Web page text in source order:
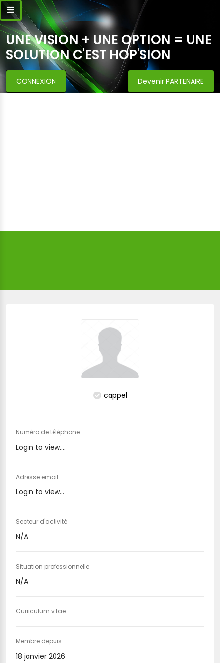
UNE VISION + UNE OPTION = UNE
SOLUTION C'EST HOP'SION
CONNEXION Devenir PARTENAIRE
cappel
Numéro de téléphone
Login to view....
Adresse email
Login to view...
Secteur d'activité
N/A
Situation professionnelle
N/A
Curriculum vitae
Membre depuis
18 janvier 2026